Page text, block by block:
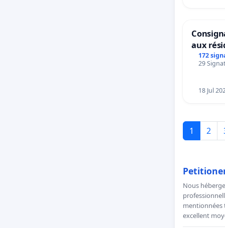
aux
172
29
18 Jul
1 2
Nous
mentionnées
excellent